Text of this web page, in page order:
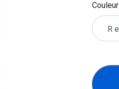
Couleur